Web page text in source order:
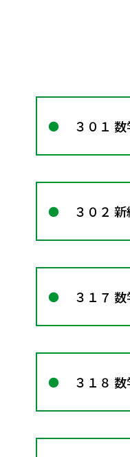
３０１ 数
３０２
３１７
３１８